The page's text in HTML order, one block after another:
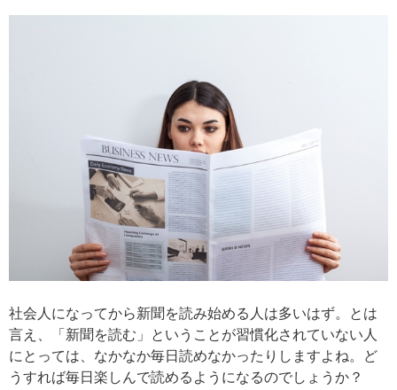
社会人になってから新聞を読み始める人は多いはず。とは
言え、「新聞を読む」ということが習慣化されていない人
にとっては、なかなか毎日読めなかったりしますよね。ど
うすれば毎日楽しんで読めるようになるのでしょうか？